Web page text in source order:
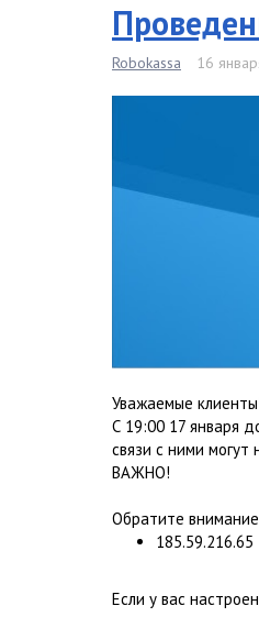
Robokassa 16
Уважаемые
С 19:00 17 января
связи с ними
ВАЖНО!
Обратите
185.59.216.65
Если у вас